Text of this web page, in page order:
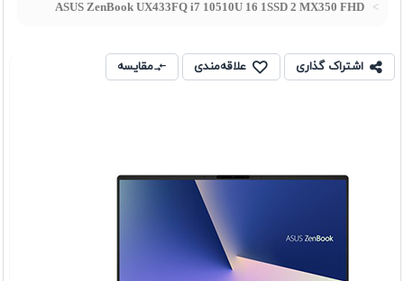
ASUS ZenBook UX433FQ i7 10510U 16 1SSD 2 MX350 FHD
اشتراک گذاری علاقه‌مندی مقایسه